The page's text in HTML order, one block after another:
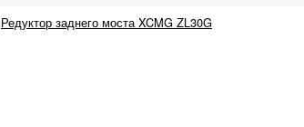
Редуктор заднего моста XCMG ZL30G